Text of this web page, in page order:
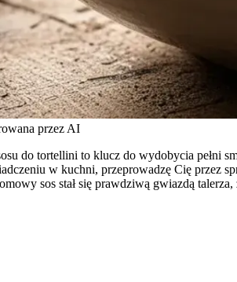
przez AI
do tortellini to klucz do wydobycia pełni
w kuchni, przeprowadzę Cię przez
sos stał się prawdziwą gwiazdą